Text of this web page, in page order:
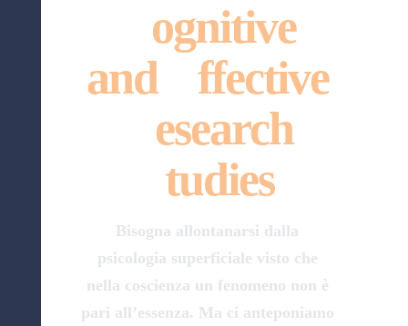
ognitive
and
ffective
esearch
tudies
Bisogna allontanarsi dalla
psicologia superficiale visto che
nella coscienza un fenomeno non è
pari all’essenza. Ma ci anteponiamo